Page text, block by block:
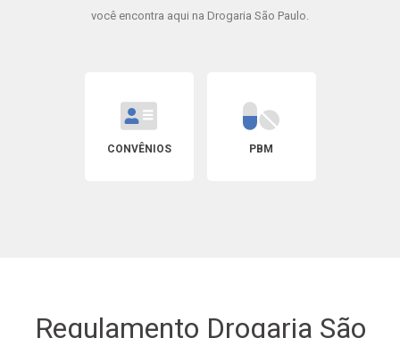
você encontra aqui na Drogaria São Paulo.
CONVÊNIOS PBM
Regulamento Drogaria São